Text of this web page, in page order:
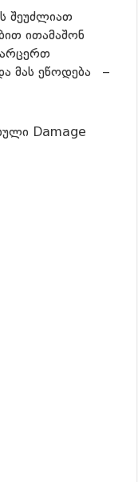
შეუძლიათ
ითამაშონ
მას ეწოდება –
Damage